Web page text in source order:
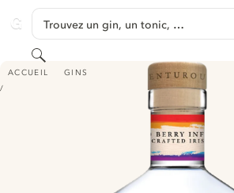
GINVENTORY
Trouvez un gin, un tonic, …
Rechercher
ACCUEIL GINS
MÓR HANDCRAFTED IRISH GIN - PRIDE EDITION